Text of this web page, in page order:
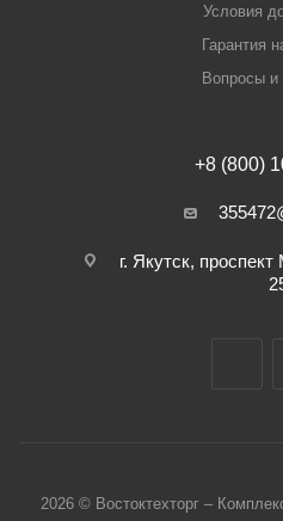
Условия
Гарантия
Вопросы и
+8 (800)
г. Якутск,
2026 © Востоктехторг –